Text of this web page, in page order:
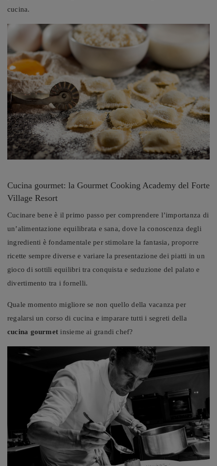
cucina.
Cucina gourmet: la Gourmet Cooking Academy del Forte
Village Resort
Cucinare bene è il primo passo per comprendere l’importanza di
un’alimentazione equilibrata e sana, dove la conoscenza degli
ingredienti è fondamentale per stimolare la fantasia, proporre
ricette sempre diverse e variare la presentazione dei piatti in un
gioco di sottili equilibri tra conquista e seduzione del palato e
divertimento tra i fornelli.
Quale momento migliore se non quello della vacanza per
regalarsi un corso di cucina e imparare tutti i segreti della
cucina gourmet insieme ai grandi chef?